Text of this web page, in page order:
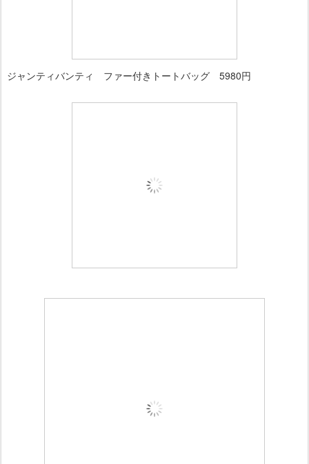
ジャンティバンティ ファー付きトートバッグ 5980円